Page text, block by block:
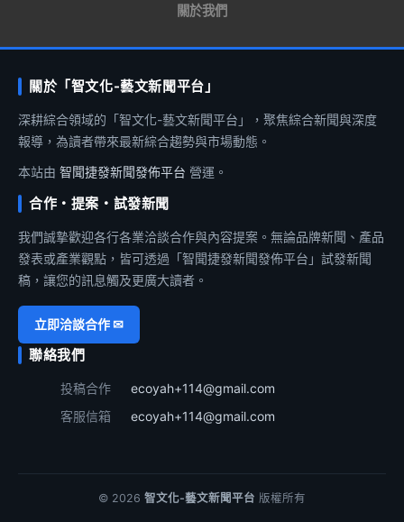
關於我們
關於「智文化-藝文新聞平台」
深耕綜合領域的「智文化-藝文新聞平台」，聚焦綜合新聞與深度
報導，為讀者帶來最新綜合趨勢與市場動態。
本站由 智聞捷發新聞發佈平台 營運。
合作・提案・試發新聞
我們誠摯歡迎各行各業洽談合作與內容提案。無論品牌新聞、產品
發表或產業觀點，皆可透過「智聞捷發新聞發佈平台」試發新聞
稿，讓您的訊息觸及更廣大讀者。
立即洽談合作 ✉
聯絡我們
投稿合作
ecoyah+114@gmail.com
客服信箱
ecoyah+114@gmail.com
© 2026 智文化-藝文新聞平台 版權所有